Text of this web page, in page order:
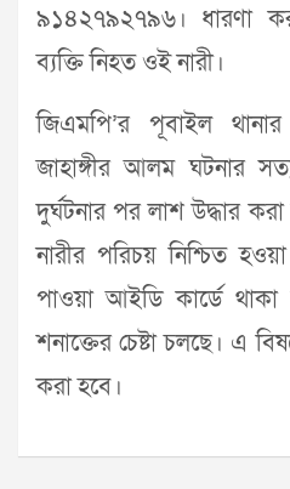
৯১৪২৭৯২৭৯৬। ধারণা
ব্যক্তি নিহত ওই নারী।
জিএমপি’র পূবাইল
জাহাঙ্গীর আলম ঘটনার
দুর্ঘটনার পর লাশ উদ্ধার
নারীর পরিচয় নিশ্চিত
পাওয়া আইডি কার্ডে
শনাক্তের চেষ্টা চলছে। এ
করা হবে।